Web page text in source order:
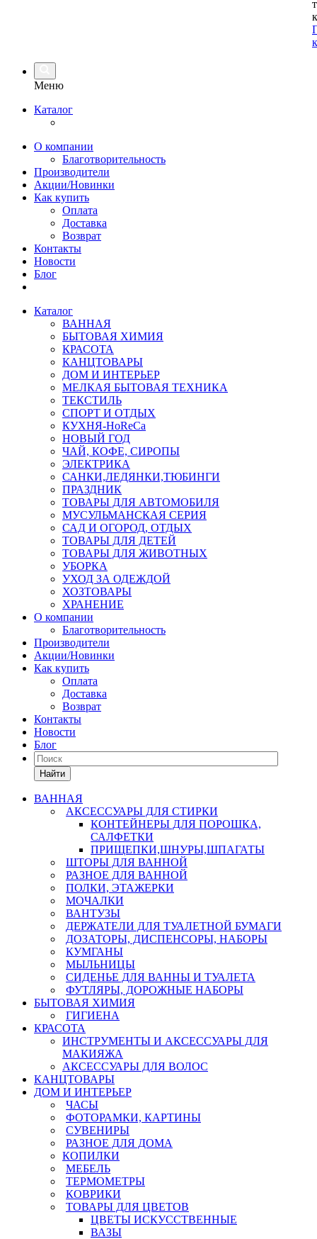
Меню
Каталог
О компании
Благотворительность
Производители
Акции/Новинки
Как купить
Оплата
Доставка
Возврат
Контакты
Новости
Блог
Каталог
ВАННАЯ
БЫТОВАЯ ХИМИЯ
КРАСОТА
КАНЦТОВАРЫ
ДОМ И ИНТЕРЬЕР
МЕЛКАЯ БЫТОВАЯ ТЕХНИКА
ТЕКСТИЛЬ
СПОРТ И ОТДЫХ
КУХНЯ-HoReCa
НОВЫЙ ГОД
ЧАЙ, КОФЕ, СИРОПЫ
ЭЛЕКТРИКА
САНКИ,ЛЕДЯНКИ,ТЮБИНГИ
ПРАЗДНИК
ТОВАРЫ ДЛЯ АВТОМОБИЛЯ
МУСУЛЬМАНСКАЯ СЕРИЯ
САД И ОГОРОД, ОТДЫХ
ТОВАРЫ ДЛЯ ДЕТЕЙ
ТОВАРЫ ДЛЯ ЖИВОТНЫХ
УБОРКА
УХОД ЗА ОДЕЖДОЙ
ХОЗТОВАРЫ
ХРАНЕНИЕ
О компании
Благотворительность
Производители
Акции/Новинки
Как купить
Оплата
Доставка
Возврат
Контакты
Новости
Блог
Найти
ВАННАЯ
АКСЕССУАРЫ ДЛЯ СТИРКИ
КОНТЕЙНЕРЫ ДЛЯ ПОРОШКА,
САЛФЕТКИ
ПРИЩЕПКИ,ШНУРЫ,ШПАГАТЫ
ШТОРЫ ДЛЯ ВАННОЙ
РАЗНОЕ ДЛЯ ВАННОЙ
ПОЛКИ, ЭТАЖЕРКИ
МОЧАЛКИ
ВАНТУЗЫ
ДЕРЖАТЕЛИ ДЛЯ ТУАЛЕТНОЙ БУМАГИ
ДОЗАТОРЫ, ДИСПЕНСОРЫ, НАБОРЫ
КУМГАНЫ
МЫЛЬНИЦЫ
СИДЕНЬЕ ДЛЯ ВАННЫ И ТУАЛЕТА
ФУТЛЯРЫ, ДОРОЖНЫЕ НАБОРЫ
БЫТОВАЯ ХИМИЯ
ГИГИЕНА
КРАСОТА
ИНСТРУМЕНТЫ И АКСЕССУАРЫ ДЛЯ
МАКИЯЖА
АКСЕССУАРЫ ДЛЯ ВОЛОС
КАНЦТОВАРЫ
ДОМ И ИНТЕРЬЕР
ЧАСЫ
ФОТОРАМКИ, КАРТИНЫ
СУВЕНИРЫ
РАЗНОЕ ДЛЯ ДОМА
КОПИЛКИ
МЕБЕЛЬ
ТЕРМОМЕТРЫ
КОВРИКИ
ТОВАРЫ ДЛЯ ЦВЕТОВ
ЦВЕТЫ ИСКУССТВЕННЫЕ
ВАЗЫ